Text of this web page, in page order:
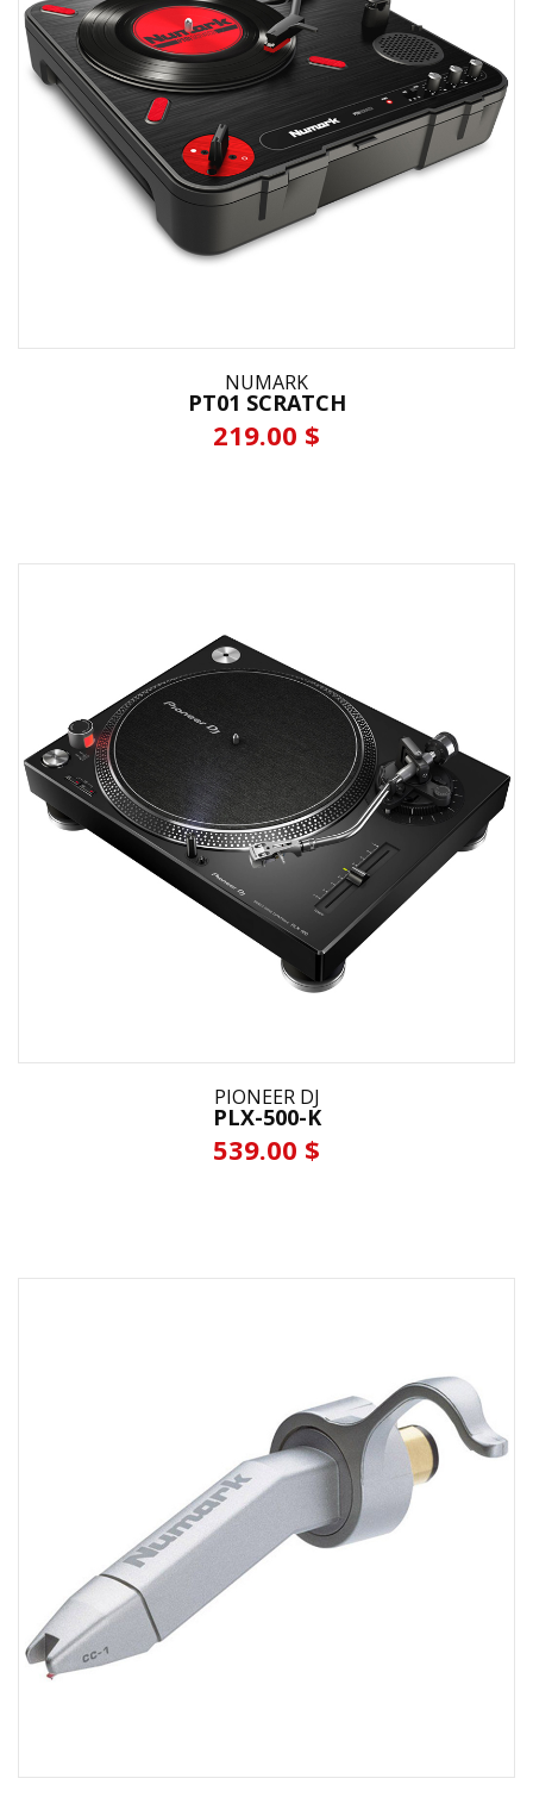
NUMARK
PT01 SCRATCH
219.00 $
PIONEER DJ
PLX-500-K
539.00 $